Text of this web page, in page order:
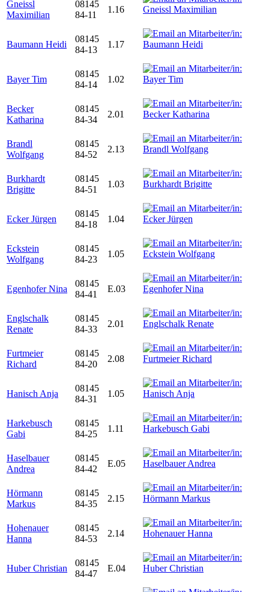
Gneissl
Maximilian
08145
84-11
1.16
Baumann Heidi
08145
84-13
1.17
Bayer Tim
08145
84-14
1.02
Becker
Katharina
08145
84-34
2.01
Brandl
Wolfgang
08145
84-52
2.13
Burkhardt
Brigitte
08145
84-51
1.03
Ecker Jürgen
08145
84-18
1.04
Eckstein
Wolfgang
08145
84-23
1.05
Egenhofer Nina
08145
84-41
E.03
Englschalk
Renate
08145
84-33
2.01
Furtmeier
Richard
08145
84-20
2.08
Hanisch Anja
08145
84-31
1.05
Harkebusch
Gabi
08145
84-25
1.11
Haselbauer
Andrea
08145
84-42
E.05
Hörmann
Markus
08145
84-35
2.15
Hohenauer
Hanna
08145
84-53
2.14
Huber Christian
08145
84-47
E.04